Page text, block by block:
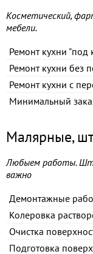
Косметический,
мебели.
Ремонт кухни "под
Ремонт кухни без
Ремонт кухни с
Минимальный
Малярные,
Любыем работы.
важно
Демонтажные
Колеровка
Очистка
Подготовка